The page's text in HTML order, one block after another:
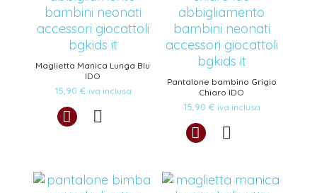
Maglietta Manica Lunga Blu
IDO
15,90 € iva inclusa
Pantalone bambino Grigio
Chiaro IDO
15,90 € iva inclusa